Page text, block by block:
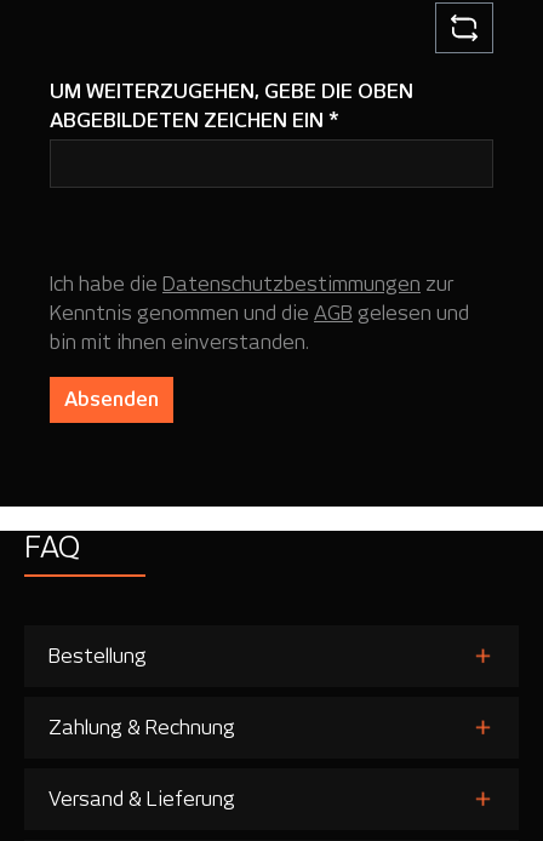
UM WEITERZUGEHEN, GEBE DIE OBEN
ABGEBILDETEN ZEICHEN EIN *
Ich habe die Datenschutzbestimmungen zur
Kenntnis genommen und die AGB gelesen und
bin mit ihnen einverstanden.
Absenden
FAQ
Bestellung
Zahlung & Rechnung
Versand & Lieferung